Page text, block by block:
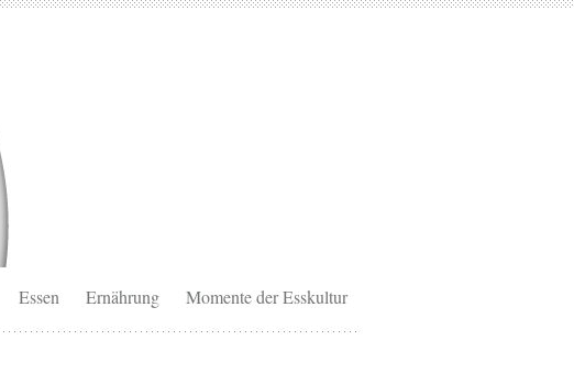
Essen Ernährung Momente der Esskultur